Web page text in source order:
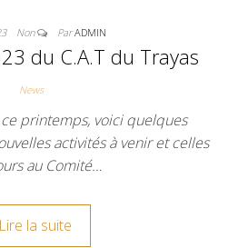
Non ParADMIN
du C.A.T du Trayas
News
printemps, voici quelques
activités à venir et celles
au Comité…
Lire la suite